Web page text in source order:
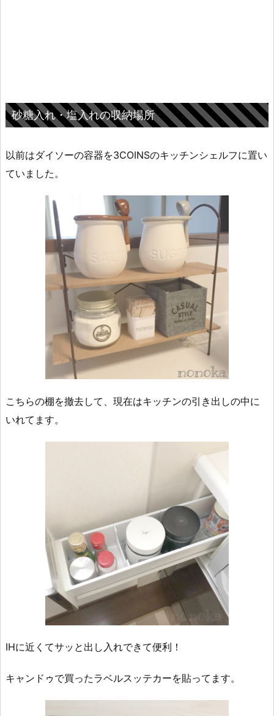
砂糖入れ・塩入れの収納場所
以前はダイソーの容器を3COINSのキッチンシェルフに置い
ていました。
こちらの棚を撤去して、現在はキッチンの引き出しの中に
いれてます。
IHに近くてサッと出し入れできて便利！
キャンドゥで買ったラベルスッテカーを貼ってます。